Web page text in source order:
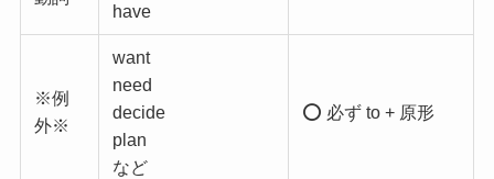
have
※例
外※
want
need
decide
plan
など
⭕️ 必ず to + 原形